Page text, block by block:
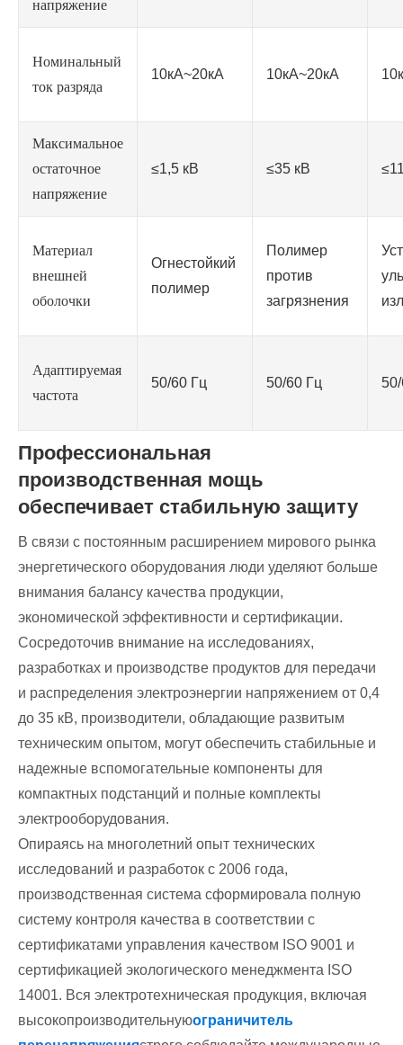
напряжение
Номинальный
ток разряда
10кА~20кА 10кА~20кА
Максимальное
остаточное
напряжение
≤1,5 кВ ≤35 кВ
Материал
внешней
оболочки
Огнестойкий
полимер
Полимер
против
загрязнения
Адаптируемая
частота
50/60 Гц 50/60 Гц
Профессиональная
производственная мощь
обеспечивает стабильную защиту
В связи с постоянным расширением мирового рынка
энергетического оборудования люди уделяют больше
внимания балансу качества продукции,
экономической эффективности и сертификации.
Сосредоточив внимание на исследованиях,
разработках и производстве продуктов для передачи
и распределения электроэнергии напряжением от 0,4
до 35 кВ, производители, обладающие развитым
техническим опытом, могут обеспечить стабильные и
надежные вспомогательные компоненты для
компактных подстанций и полные комплекты
электрооборудования.
Опираясь на многолетний опыт технических
исследований и разработок с 2006 года,
производственная система сформировала полную
систему контроля качества в соответствии с
сертификатами управления качеством ISO 9001 и
сертификацией экологического менеджмента ISO
14001. Вся электротехническая продукция, включая
высокопроизводительнуюограничитель